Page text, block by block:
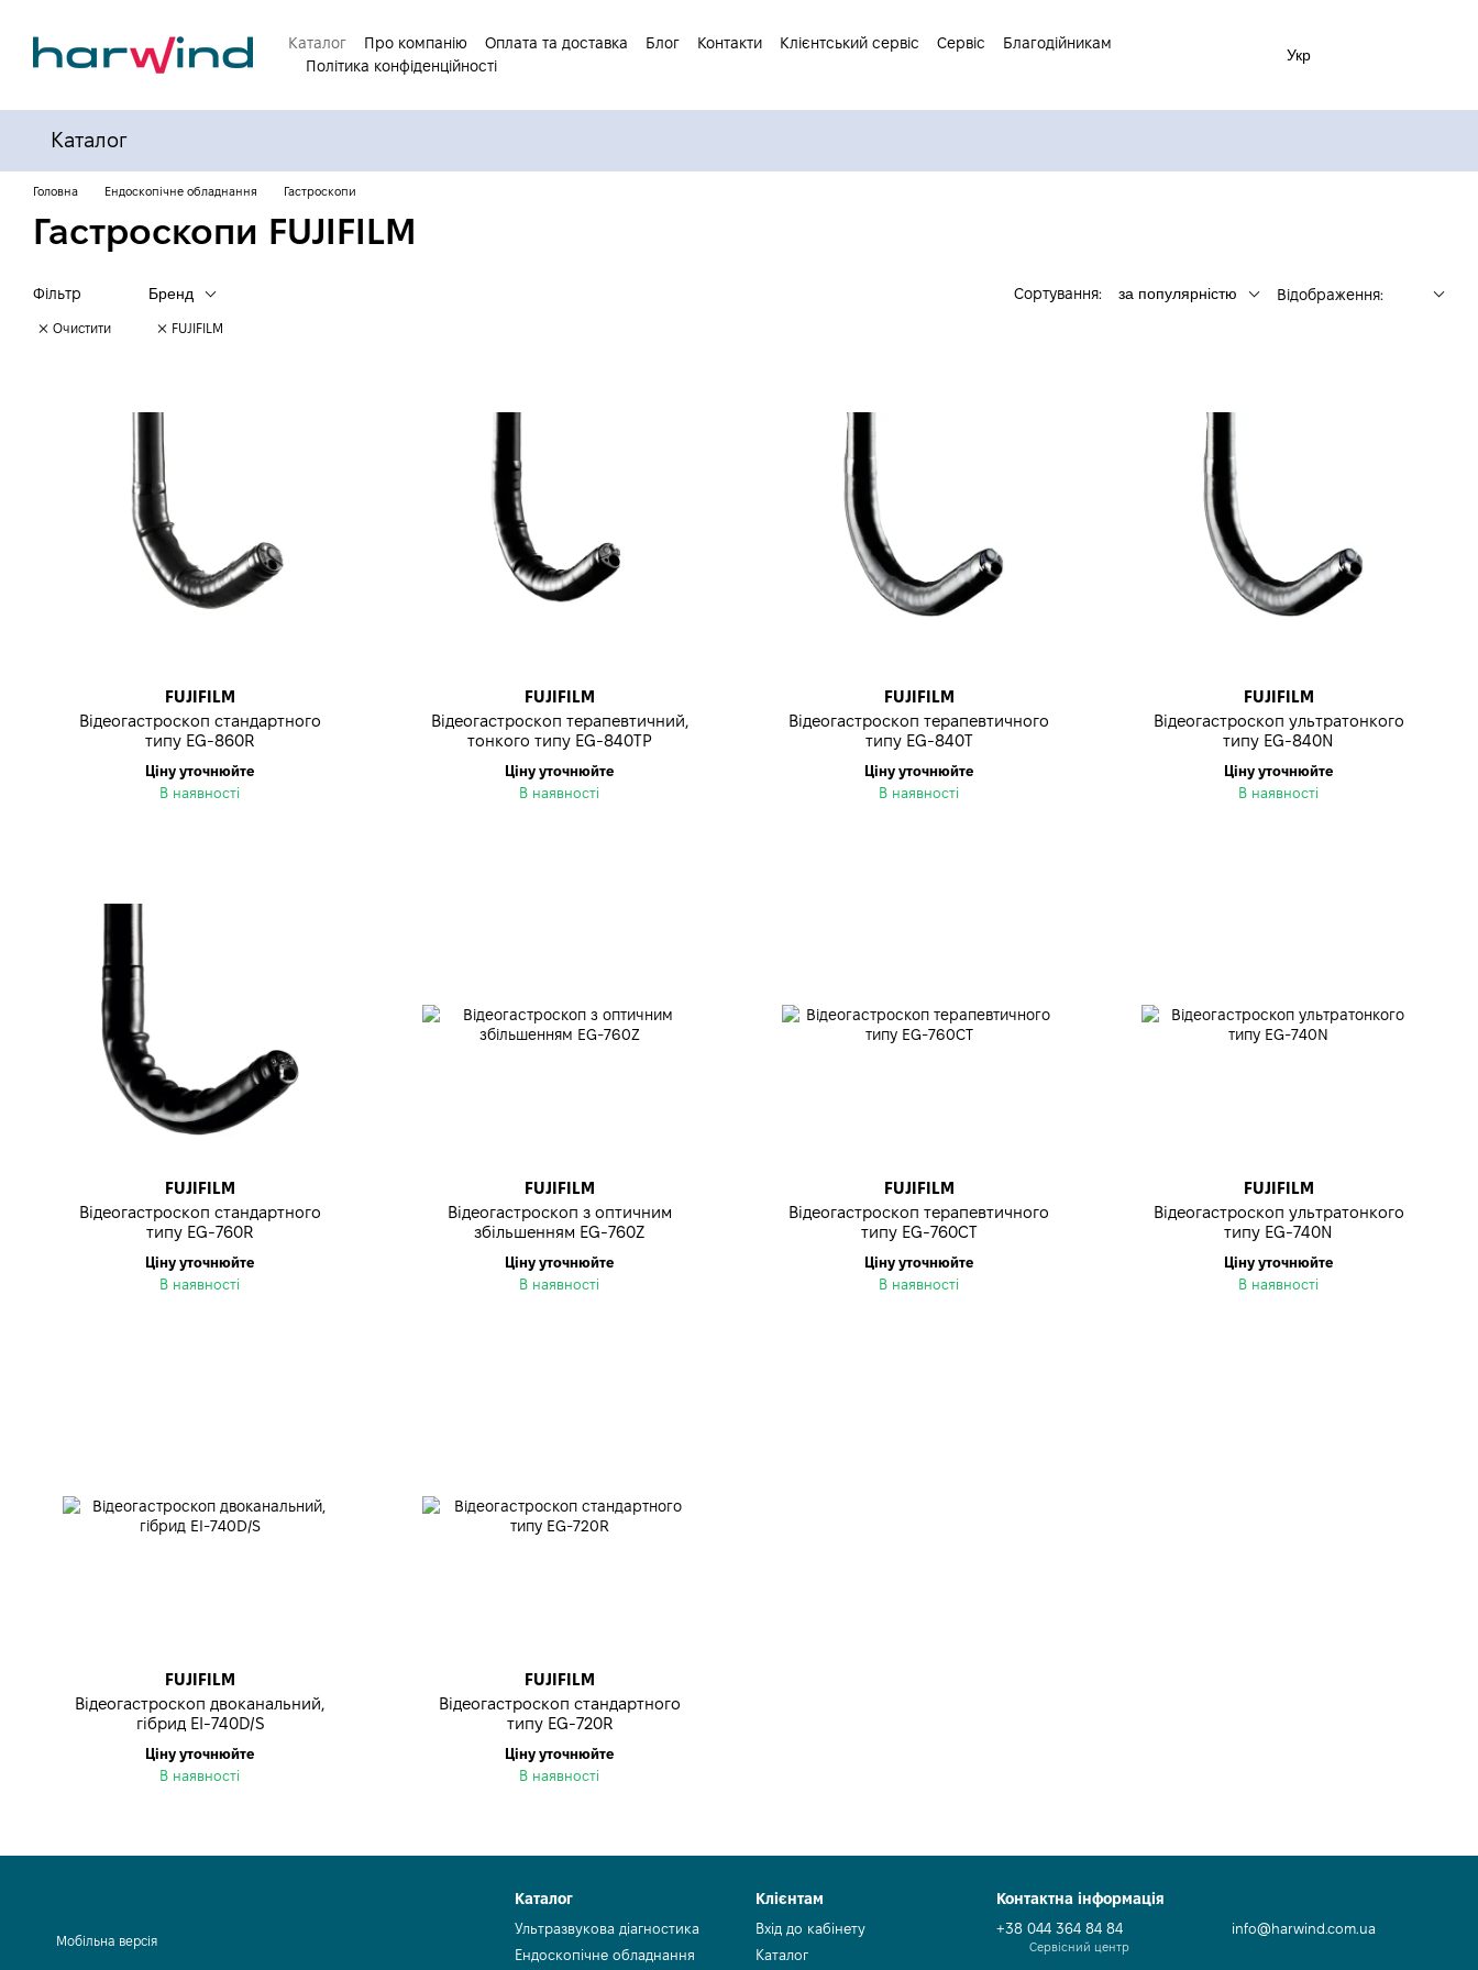
Каталог
Про компанію Оплата та доставка Блог Контакти Клієнтський сервіс Сервіс
Благодійникам
Політика конфіденційності
Укр
Каталог
Головна Ендоскопічне обладнання Гастроскопи
Гастроскопи FUJIFILM
Фільтр
Очистити
Бренд
FUJIFILM
Сортування: за популярністю Відображення:
FUJIFILM
Відеогастроскоп стандартного
типу EG-860R
Ціну уточнюйте
В наявності
FUJIFILM
Відеогастроскоп терапевтичний,
тонкого типу EG-840TP
Ціну уточнюйте
В наявності
FUJIFILM
Відеогастроскоп терапевтичного
типу EG-840T
Ціну уточнюйте
В наявності
FUJIFILM
Відеогастроскоп ультратонкого
типу EG-840N
Ціну уточнюйте
В наявності
FUJIFILM
Відеогастроскоп стандартного
типу EG-760R
Ціну уточнюйте
В наявності
FUJIFILM
Відеогастроскоп з оптичним
збільшенням EG-760Z
Ціну уточнюйте
В наявності
FUJIFILM
Відеогастроскоп терапевтичного
типу EG-760CT
Ціну уточнюйте
В наявності
FUJIFILM
Відеогастроскоп ультратонкого
типу EG-740N
Ціну уточнюйте
В наявності
FUJIFILM
Відеогастроскоп двоканальний,
гібрид EI-740D/S
Ціну уточнюйте
В наявності
FUJIFILM
Відеогастроскоп стандартного
типу EG-720R
Ціну уточнюйте
В наявності
Мобільна версія
Каталог
Ультразвукова діагностика
Ендоскопічне обладнання
Клієнтам
Вхід до кабінету
Каталог
Контактна інформація
+38 044 364 84 84
Сервісний центр
info@harwind.com.ua